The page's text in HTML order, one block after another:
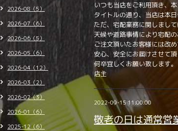
いつも当店をご利用頂き、
タイトルの通り、当店は本日
ただ、宅配業務に関しまし
天候や道路事情により宅配
ご注文頂いたお客様には改
安心、安全にお届けさせて
何卒宜しくお願い致します。
店主
2022-09-15 11:00:00
敬老の日は通常営
2026-08（5）
2026-07（6）
2026-06（5）
2026-05（6）
2026-04（12）
2026-03（2）
2026-02（3）
2026-01（6）
2025-12（6）